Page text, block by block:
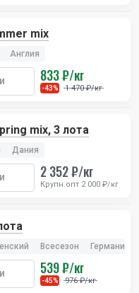
mix
Англия
833 ₽/кг
-43% 1 470 ₽/кг
mix, 3 лота
Дания
2 352 ₽/кг
Крупн.опт 2 000 ₽/кг
Всесезон Германия
539 ₽/кг
-45% 976 ₽/кг